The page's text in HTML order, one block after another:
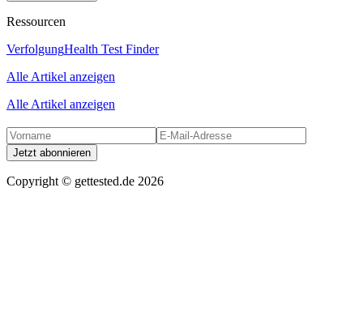
Ressourcen
VerfolgungHealth Test Finder
Alle Artikel anzeigen
Alle Artikel anzeigen
Jetzt abonnieren
Copyright © gettested.de 2026